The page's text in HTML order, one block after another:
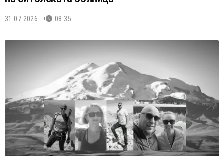
31.07.2026. 08:35